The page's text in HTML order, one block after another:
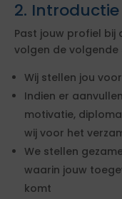
2.
Past jouw profiel bij
volgen de volgende
Wij stellen jou
Indien er
motivatie,
wij voor het
We stellen
waarin jouw
komt